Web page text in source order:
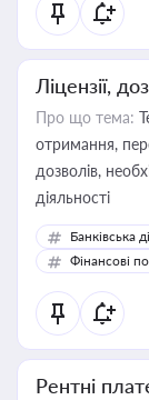
Ліцензії,
Про що тема:
отримання,
дозволів,
діяльності
Банківська
Фінансові
Рентні